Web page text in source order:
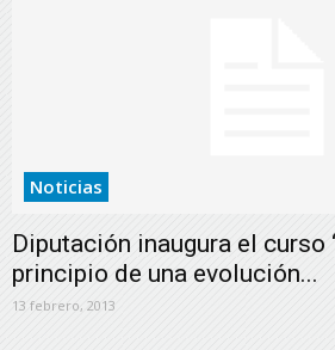
Noticias
Diputación inaugura el curso
principio de una evolución...
13 febrero, 2013